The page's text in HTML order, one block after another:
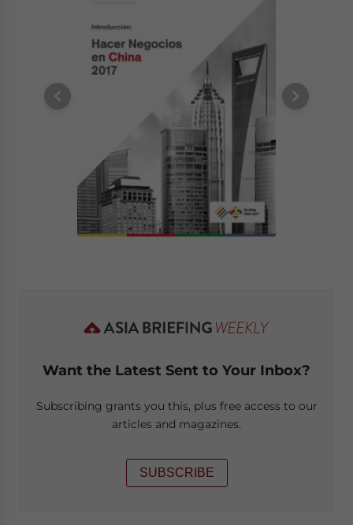
Want the Latest Sent to Your Inbox?
Subscribing grants you this, plus free access to our
articles and magazines.
SUBSCRIBE